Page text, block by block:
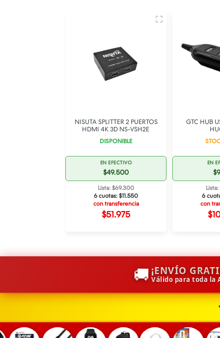
NISUTA SPLITTER 2 PUERTOS
HDMI 4K 3D NS-VSH2E
DISPONIBLE
EN EFECTIVO
$49.500
Lista: $69.300
6 cuotas: $11.550
con transferencia
$51.975
GTC HUB
EN
6
con
🚚¡ENVÍO
Válido para toda